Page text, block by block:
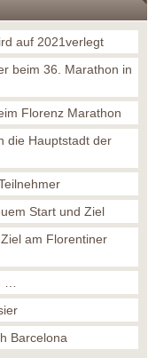
auf 2021verlegt
beim 36. Marathon in
Florenz Marathon
die Hauptstadt der
Start und Ziel
am Florentiner
…
Barcelona